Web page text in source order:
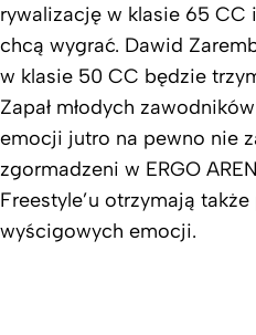
rywalizację w klasie 65 CC
chcą wygrać. Dawid
w klasie 50 CC będzie
Zapał młodych
emocji jutro na pewno nie
zgormadzeni w ERGO
Freestyle’u otrzymają
wyścigowych emocji.